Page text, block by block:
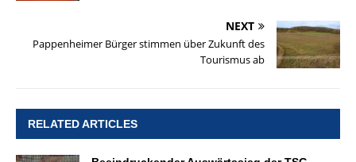
NEXT
Pappenheimer Bürger stimmen über Zukunft des
Tourismus ab
RELATED ARTICLES